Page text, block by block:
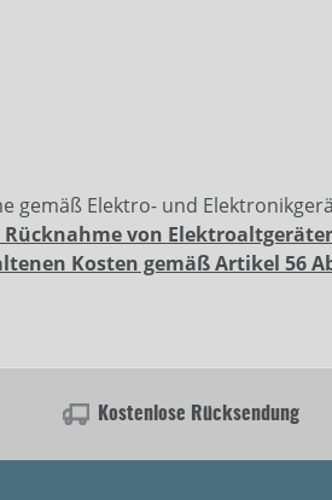
Elektro- und
von
Kosten gemäß Artikel 56
Kostenlose Rücksendung